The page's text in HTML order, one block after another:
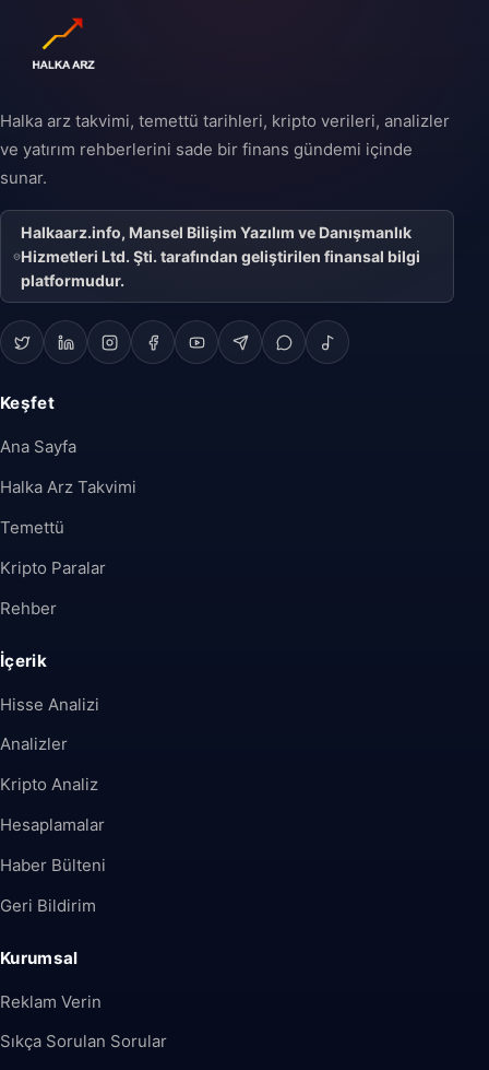
Halka arz takvimi, temettü tarihleri, kripto verileri, analizler
ve yatırım rehberlerini sade bir finans gündemi içinde
sunar.
Halkaarz.info, Mansel Bilişim Yazılım ve Danışmanlık
Hizmetleri Ltd. Şti. tarafından geliştirilen finansal bilgi
platformudur.
Keşfet
Ana Sayfa
Halka Arz Takvimi
Temettü
Kripto Paralar
Rehber
İçerik
Hisse Analizi
Analizler
Kripto Analiz
Hesaplamalar
Haber Bülteni
Geri Bildirim
Kurumsal
Reklam Verin
Sıkça Sorulan Sorular